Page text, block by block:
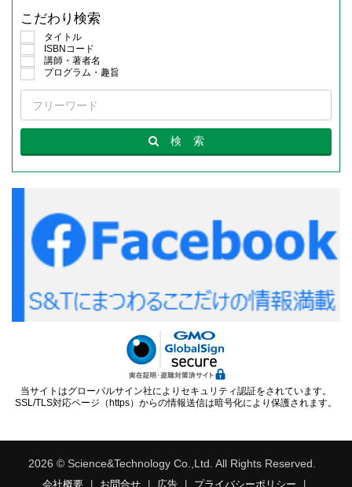
こだわり検索
タイトル
ISBNコード
講師・著者名
プログラム・趣旨
検 索
当サイトはグローバルサイン社によりセキュリティ認証をされています。
SSL/TLS対応ページ（https）からの情報送信は暗号化により保護されます。
2026 © Science&Technology Co.,Ltd. All Rights Reserved.